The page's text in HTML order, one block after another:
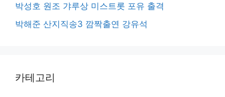
박성호 원조 갸루상 미스트롯 포유 출격
박해준 산지직송3 깜짝출연 강유석
카테고리